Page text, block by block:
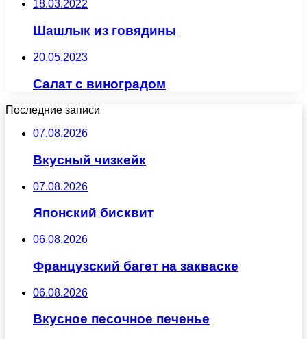
18.03.2022
Шашлык из говядины
20.05.2023
Салат с виноградом
Последние записи
07.08.2026
Вкусный чизкейк
07.08.2026
Японский бисквит
06.08.2026
Французский багет на закваске
06.08.2026
Вкусное песочное печенье